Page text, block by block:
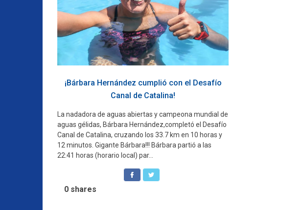
¡Bárbara Hernández cumplió con el Desafío
Canal de Catalina!
La nadadora de aguas abiertas y campeona mundial de
aguas gélidas, Bárbara Hernández,completó el Desafío
Canal de Catalina, cruzando los 33.7 km en 10 horas y
12 minutos. Gigante Bárbara!!! Bárbara partió a las
22:41 horas (horario local) par...
0 shares